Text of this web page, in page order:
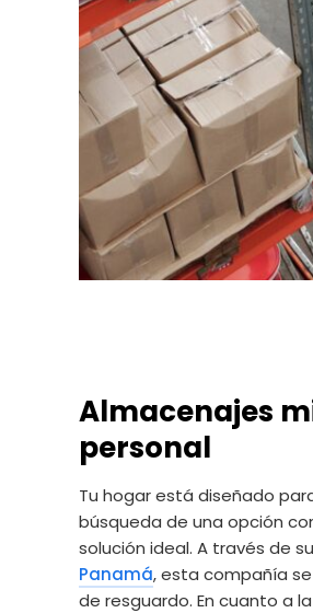
Almacenajes
personal
Tu hogar está diseñado
búsqueda de una opción
solución ideal. A través de
Panamá, esta compañía
de resguardo. En cuanto a